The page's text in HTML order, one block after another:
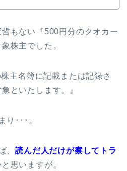
もない『500円分のクオカー
株主でした。
主名簿に記載または記録さ
といたします。』
り･･･。
、読んだ人だけが察してトラ
思いますが。